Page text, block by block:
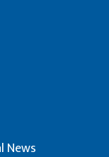
News